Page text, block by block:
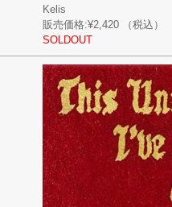
Kelis
販売価格:¥2,420
（税込）
SOLDOUT